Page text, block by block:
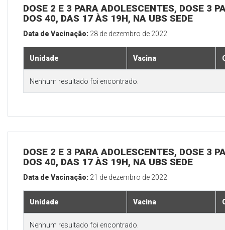
DOSE 2 E 3 PARA ADOLESCENTES, DOSE 3
DOS 40, DAS 17 ÀS 19H, NA UBS SEDE
Data de Vacinação: 28 de dezembro de 2022
Unidade Vacina
Nenhum resultado foi encontrado.
DOSE 2 E 3 PARA ADOLESCENTES, DOSE 3
DOS 40, DAS 17 ÀS 19H, NA UBS SEDE
Data de Vacinação: 21 de dezembro de 2022
Unidade Vacina
Nenhum resultado foi encontrado.